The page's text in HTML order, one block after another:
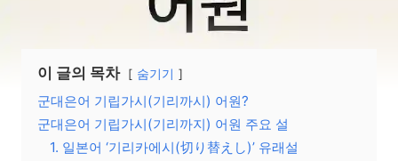
이 글의 목차 숨기기
군대은어 기립가시(기리까시) 어원?
군대은어 기립가시(기리까지) 어원 주요 설
1. 일본어 ‘기리카에시(切り替えし)’ 유래설